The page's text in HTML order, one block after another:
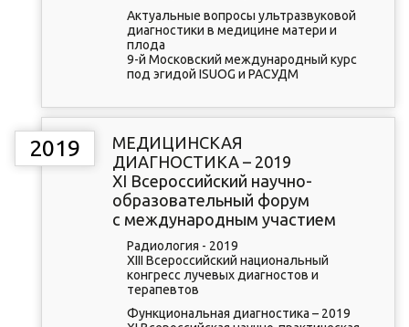
Актуальные вопросы ультразвуковой
диагностики в медицине матери и
плода
9-й Московский международный курс
под эгидой ISUOG и РАСУДМ
2019
МЕДИЦИНСКАЯ
ДИАГНОСТИКА – 2019
XI Всероссийский научно-
образовательный форум
с международным участием
Радиология - 2019
XIII Всероссийский национальный
конгресс лучевых диагностов и
терапевтов
Функциональная диагностика – 2019